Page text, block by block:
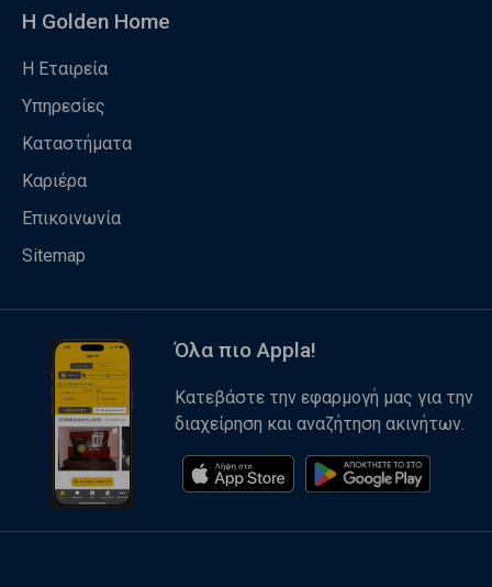
Η Golden Home
Η Εταιρεία
Υπηρεσίες
Καταστήματα
Καριέρα
Επικοινωνία
Sitemap
Όλα πιο Appla!
Κατεβάστε την εφαρμογή μας για την
διαχείρηση και αναζήτηση ακινήτων.